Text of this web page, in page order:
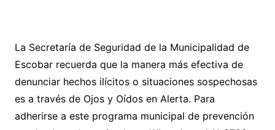
La Secretaría de Seguridad de la Municipalidad de
Escobar recuerda que la manera más efectiva de
denunciar hechos ilícitos o situaciones sospechosas
es a través de Ojos y Oídos en Alerta. Para
adherirse a este programa municipal de prevención